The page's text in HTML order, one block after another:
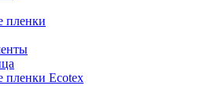
пленки
пленки Ecotex